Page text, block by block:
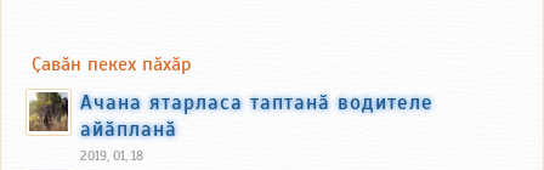
Ҫавӑн пекех пӑхӑр
Ачана ятарласа таптанӑ водителе
айӑпланӑ
2019, 01, 18